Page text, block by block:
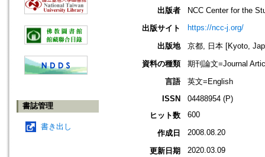
書誌管理
書き出し
出版者
NCC Center for the
出版サイト
https://ncc-j.org/
出版地
京都, 日本 [Kyoto,
資料の種類
期刊論文=Journal
言語
英文=English
ISSN
04488954 (P)
ヒット数
600
作成日 2008.08.20
更新日期 2020.03.09